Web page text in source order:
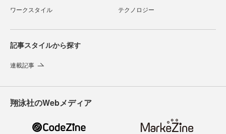
ワークスタイル テクノロジー
記事スタイルから探す
連載記事
翔泳社のWebメディア